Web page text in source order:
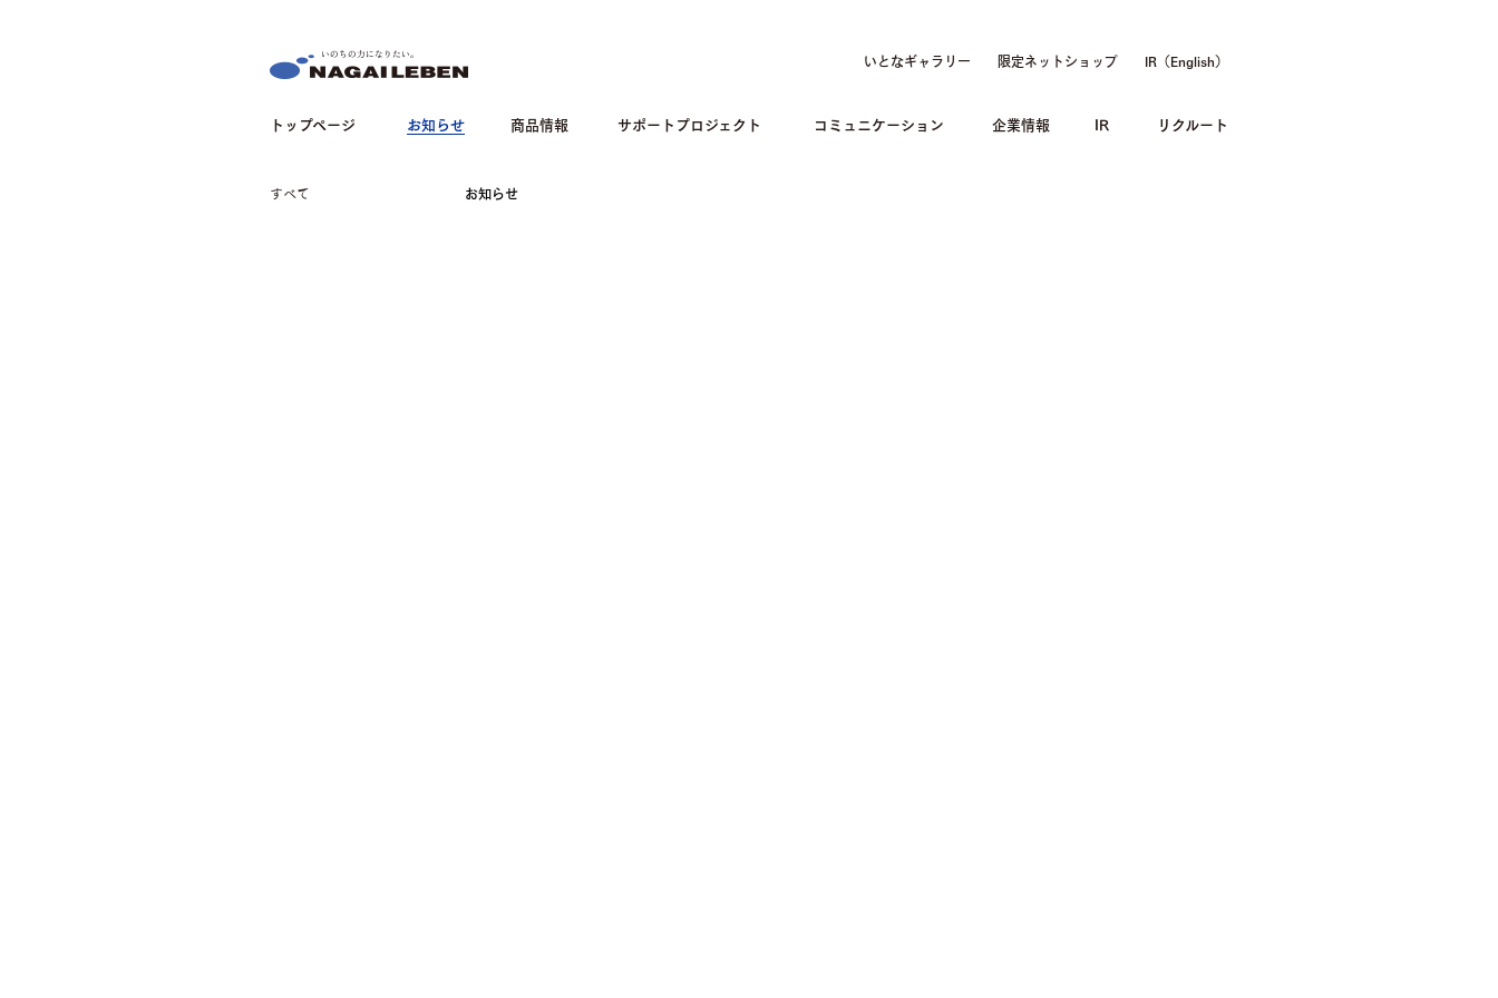
いとなギャラリー 限定ネットショップ IR（English）
トップページ お知らせ 商品情報 サポートプロジェクト コミュニケーション 企業情報 IR リクルート
すべて お知らせ